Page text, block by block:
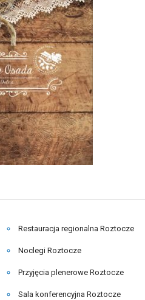
Restauracja regionalna Roztocze
Noclegi Roztocze
Przyjęcia plenerowe Roztocze
Sala konferencyjna Roztocze